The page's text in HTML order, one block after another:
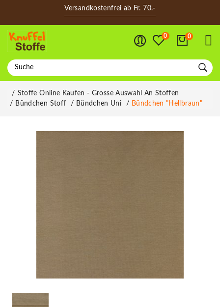
Versandkostenfrei ab Fr. 70.-
0 0
Stoffe Online Kaufen - Grosse Auswahl An Stoffen
Bündchen Stoff
Bündchen Uni Bündchen "hellbraun"